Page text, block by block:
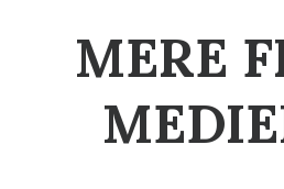
MERE